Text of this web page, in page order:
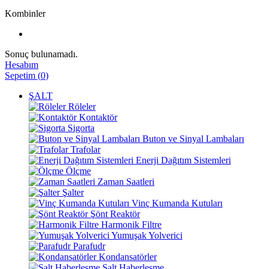
Kombinler
Sonuç bulunamadı.
Hesabım
Sepetim (0)
ŞALT
Röleler
Kontaktör
Sigorta
Buton ve Sinyal Lambaları
Trafolar
Enerji Dağıtım Sistemleri
Ölçme
Zaman Saatleri
Şalter
Vinç Kumanda Kutuları
Şönt Reaktör
Harmonik Filtre
Yumuşak Yolverici
Parafudr
Kondansatörler